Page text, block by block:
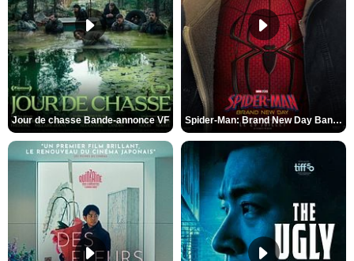
Jour de chasse Bande-annonce VF Spider-Man: Brand New Day Bande-annonce (3) VO STFR